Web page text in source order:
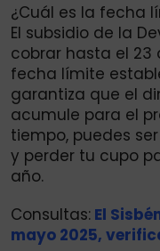
¿Cuál es la fecha
El subsidio de la
cobrar hasta el 23
fecha límite
garantiza que el
acumule para el
tiempo, puedes
y perder tu cupo
año.
Consultas: El
mayo 2025,